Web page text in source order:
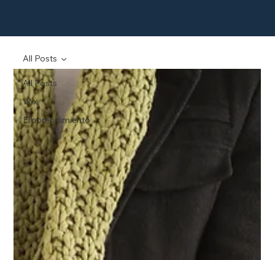
All Posts
Wix
Emprendimiento
All Posts